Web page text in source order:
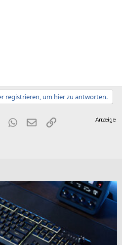
registrieren, um hier zu antworten.
WhatsApp
E-MailLink